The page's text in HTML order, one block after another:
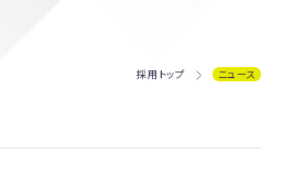
採用トップ ニュース